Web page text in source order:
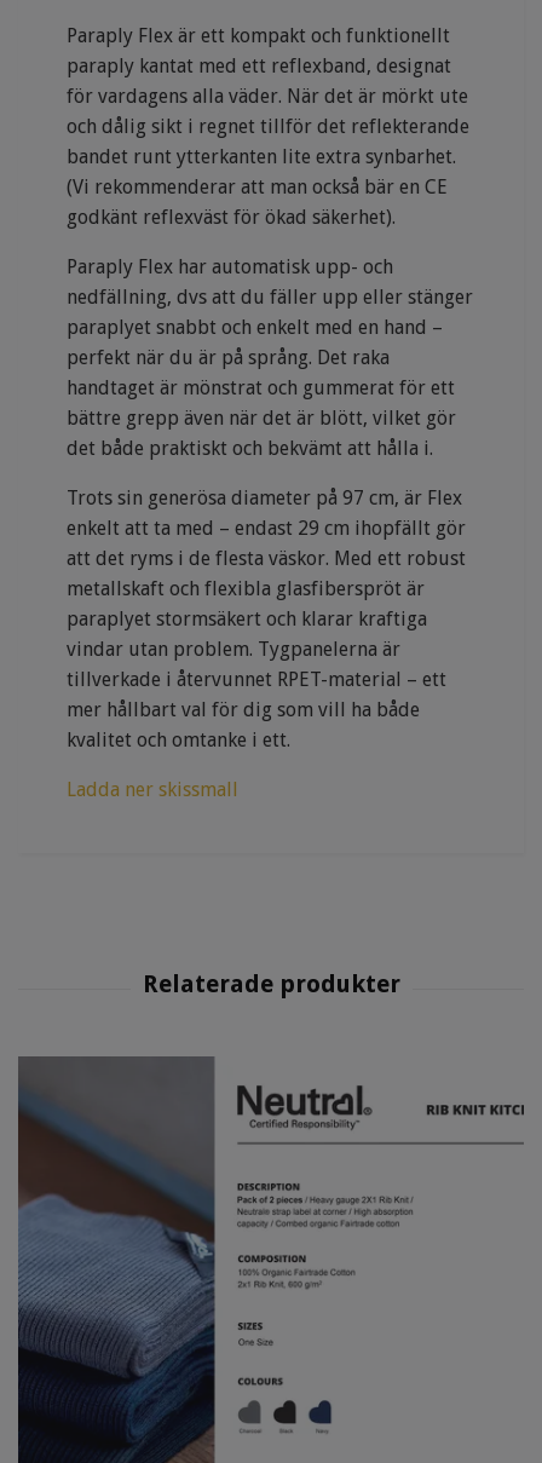
Paraply Flex är ett kompakt och funktionellt
paraply kantat med ett reflexband, designat
för vardagens alla väder. När det är mörkt ute
och dålig sikt i regnet tillför det reflekterande
bandet runt ytterkanten lite extra synbarhet.
(Vi rekommenderar att man också bär en CE
godkänt reflexväst för ökad säkerhet).
Paraply Flex har automatisk upp- och
nedfällning, dvs att du fäller upp eller stänger
paraplyet snabbt och enkelt med en hand –
perfekt när du är på språng. Det raka
handtaget är mönstrat och gummerat för ett
bättre grepp även när det är blött, vilket gör
det både praktiskt och bekvämt att hålla i.
Trots sin generösa diameter på 97 cm, är Flex
enkelt att ta med – endast 29 cm ihopfällt gör
att det ryms i de flesta väskor. Med ett robust
metallskaft och flexibla glasfiberspröt är
paraplyet stormsäkert och klarar kraftiga
vindar utan problem. Tygpanelerna är
tillverkade i återvunnet RPET-material – ett
mer hållbart val för dig som vill ha både
kvalitet och omtanke i ett.
Ladda ner skissmall